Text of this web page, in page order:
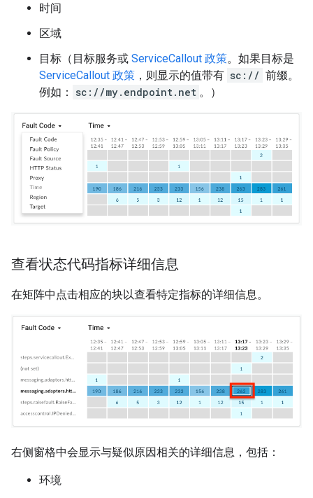
时间
区域
目标（目标服务或 ServiceCallout 政策。如果目标是
ServiceCallout 政策 ，则显示的值带有 sc:// 前缀。
例如：
sc://my.endpoint.net 。）
查看状态代码指标详细信息
在矩阵中点击相应的块以查看特定指标的详细信息。
右侧窗格中会显示与疑似原因相关的详细信息，包括：
环境